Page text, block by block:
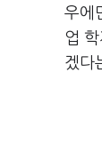
우에
업
겠다